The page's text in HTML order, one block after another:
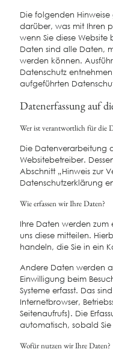
Die folgenden
darüber, was mit Ihren
wenn Sie diese
Daten sind alle Daten,
werden können.
Datenschutz
aufgeführten
Datenerfassung auf
Wer ist verantwortlich für die
Die Datenverarbeitung
Websitebetreiber.
Abschnitt „Hinweis zur
Datenschutzerklärung
Wie erfassen wir Ihre Daten?
Ihre Daten werden zum
uns diese mitteilen.
handeln, die Sie in ein
Andere Daten werden
Einwilligung beim
Systeme erfasst. Das
Internetbrowser,
Seitenaufrufs). Die
automatisch, sobald
Wofür nutzen wir Ihre Daten?